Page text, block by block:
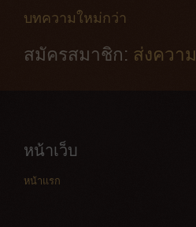
บทความใหม่กว่า
สมัครสมาชิก: ส่งควา
หน้าเว็บ
หน้าแรก